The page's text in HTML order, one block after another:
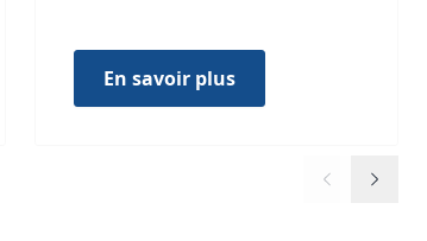
En savoir plus